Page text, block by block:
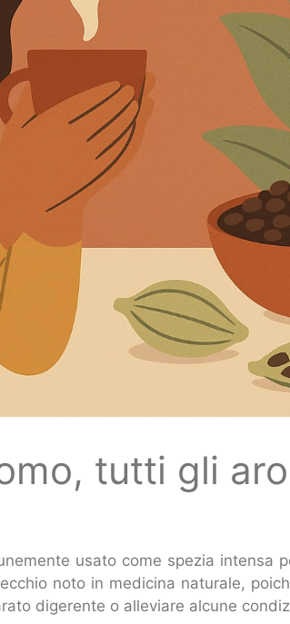
tutti gli
usato come spezia
noto in medicina naturale,
digerente o alleviare alcune